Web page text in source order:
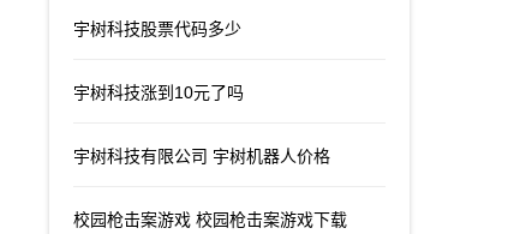
宇树科技股票代码多少
宇树科技涨到10元了吗
宇树科技有限公司 宇树机器人价格
校园枪击案游戏 校园枪击案游戏下载